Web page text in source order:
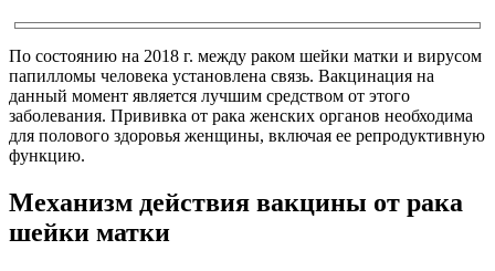
По состоянию на 2018 г. между раком шейки матки и вирусом
папилломы человека установлена связь. Вакцинация на
данный момент является лучшим средством от этого
заболевания. Прививка от рака женских органов необходима
для полового здоровья женщины, включая ее репродуктивную
функцию.
Механизм действия вакцины от рака
шейки матки